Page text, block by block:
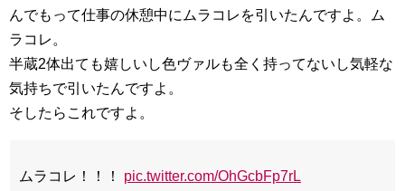
んでもって仕事の休憩中にムラコレを引いたんですよ。ム
ラコレ。
半蔵2体出ても嬉しいし色ヴァルも全く持ってないし気軽な
気持ちで引いたんですよ。
そしたらこれですよ。
ムラコレ！！！ pic.twitter.com/OhGcbFp7rL